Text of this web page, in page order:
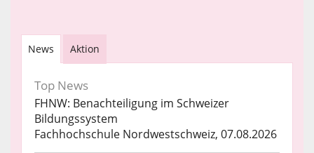
News Aktion
Top News
FHNW: Benachteiligung im Schweizer
Bildungssystem
Fachhochschule Nordwestschweiz, 07.08.2026